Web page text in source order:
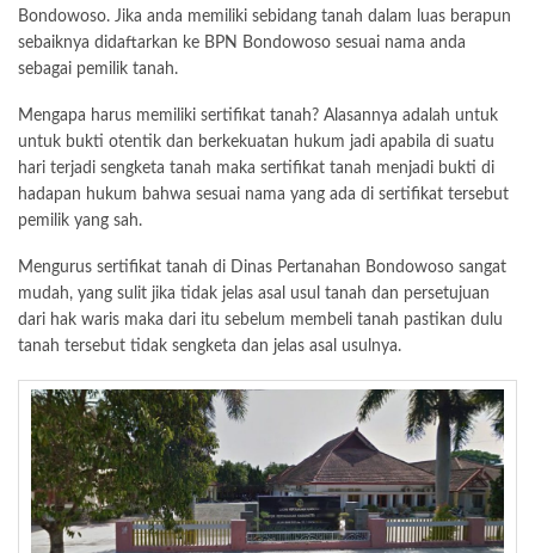
Bondowoso. Jika anda memiliki sebidang tanah dalam luas berapun
sebaiknya didaftarkan ke BPN Bondowoso sesuai nama anda
sebagai pemilik tanah.
Mengapa harus memiliki sertifikat tanah? Alasannya adalah untuk
untuk bukti otentik dan berkekuatan hukum jadi apabila di suatu
hari terjadi sengketa tanah maka sertifikat tanah menjadi bukti di
hadapan hukum bahwa sesuai nama yang ada di sertifikat tersebut
pemilik yang sah.
Mengurus sertifikat tanah di Dinas Pertanahan Bondowoso sangat
mudah, yang sulit jika tidak jelas asal usul tanah dan persetujuan
dari hak waris maka dari itu sebelum membeli tanah pastikan dulu
tanah tersebut tidak sengketa dan jelas asal usulnya.